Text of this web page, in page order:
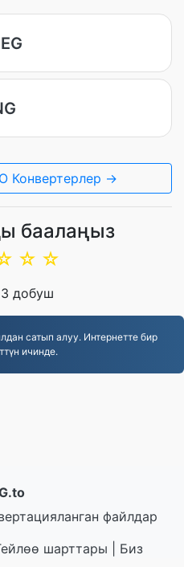
Конвертерлер →
баалаңыз
☆
☆
3 добуш
сатып алуу. Интернетте бир
ичинде.
файлдар
шарттары
Биз